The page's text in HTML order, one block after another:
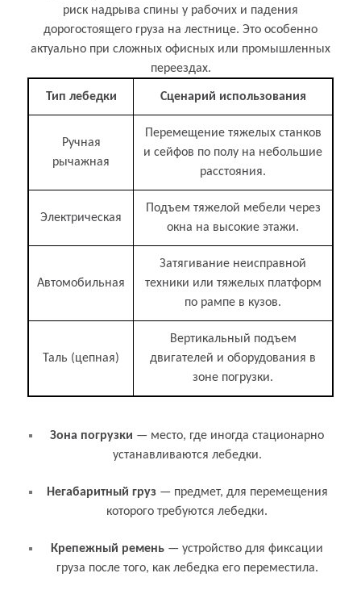
риск надрыва спины у рабочих и падения
дорогостоящего груза на лестнице. Это особенно
актуально при сложных офисных или промышленных
переездах.
Тип лебедки Сценарий использования
Ручная
рычажная
Перемещение тяжелых станков
и сейфов по полу на небольшие
расстояния.
Электрическая
Подъем тяжелой мебели через
окна на высокие этажи.
Автомобильная
Затягивание неисправной
техники или тяжелых платформ
по рампе в кузов.
Таль (цепная)
Вертикальный подъем
двигателей и оборудования в
зоне погрузки.
Связанные термины и понятия
Зона погрузки — место, где иногда стационарно
устанавливаются лебедки.
Негабаритный груз — предмет, для перемещения
которого требуются лебедки.
Крепежный ремень — устройство для фиксации
груза после того, как лебедка его переместила.